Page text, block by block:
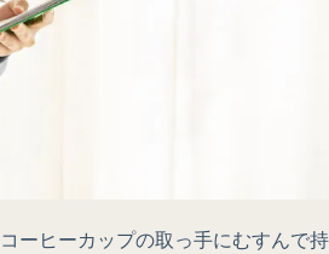
ーヒーカップの取っ手にむすんで持